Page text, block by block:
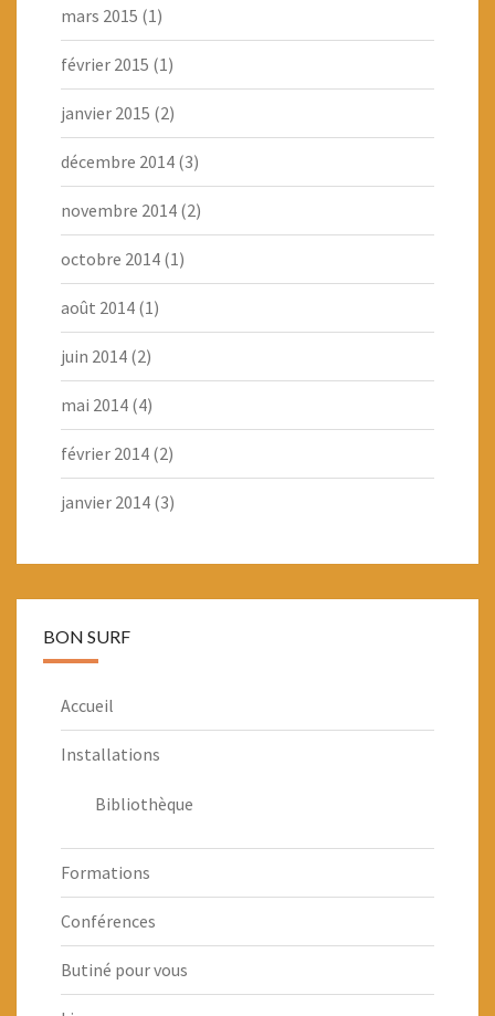
mars 2015 (1)
février 2015 (1)
janvier 2015 (2)
décembre 2014 (3)
novembre 2014 (2)
octobre 2014 (1)
août 2014 (1)
juin 2014 (2)
mai 2014 (4)
février 2014 (2)
janvier 2014 (3)
BON SURF
Accueil
Installations
Bibliothèque
Formations
Conférences
Butiné pour vous